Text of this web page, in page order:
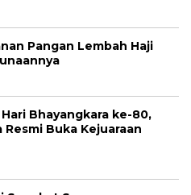
Pangan Lembah Haji
Bhayangkara ke-80,
Buka Kejuaraan